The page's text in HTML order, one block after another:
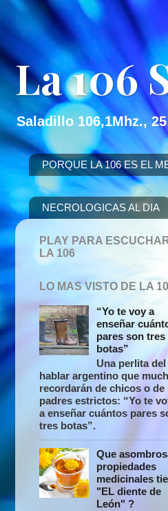
La 106
Saladillo 106,1Mhz.,
PORQUE LA 106 ES EL
NECROLOGICAS AL DIA
PLAY PARA
LA 106
LO MAS VISTO DE LA
“Yo te voy a
enseñar
pares son tres
botas”
Una perlita del
hablar argentino que
recordarán de chicos o de
padres estrictos: “Yo te
a enseñar cuántos pares
tres botas”.
Que
propiedades
medicinales
"EL diente de
León" ?